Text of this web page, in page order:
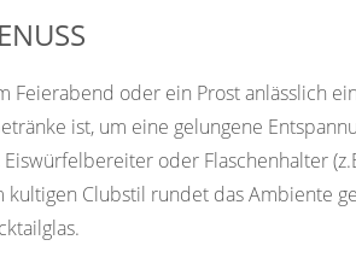
Feierabend oder ein Prost anlässlich
ist, um eine gelungene
oder Flaschenhalter
kultigen Clubstil rundet das Ambiente